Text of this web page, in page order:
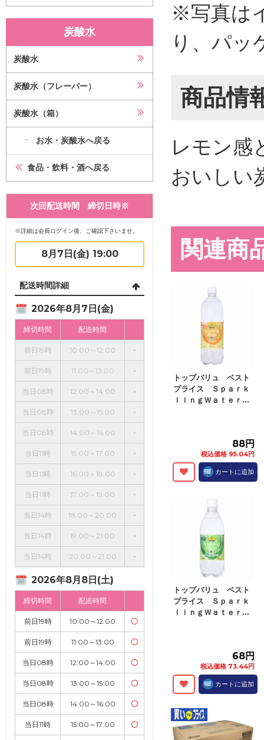
炭酸水
炭酸水
炭酸水（フレーバー）
炭酸水（箱）
お水・炭酸水へ戻る
食品・飲料・酒へ戻る
次回配送時間 締切日時※
※詳細は会員ログイン後、ご確認下さいませ。
8月7日(金) 19:00
配送時間詳細
2026年8月7日(金)
締切時間 配送時間
前日19時 10:00～12:00 ×
前日19時 11:00～13:00 ×
当日08時 12:00～14:00 ×
当日08時 13:00～15:00 ×
当日08時 14:00～16:00 ×
当日11時 15:00～17:00 ×
当日11時 16:00～18:00 ×
当日11時 17:00～19:00 ×
当日14時 18:00～20:00 ×
当日14時 19:00～21:00 ×
当日14時 20:00～21:00 ×
2026年8月8日(土)
締切時間 配送時間
前日19時 10:00～12:00 〇
前日19時 11:00～13:00 〇
当日08時 12:00～14:00 〇
当日08時 13:00～15:00 〇
当日08時 14:00～16:00 〇
当日11時 15:00～17:00 〇
※写真は
り、パッ
商品情
レモン感
おいしい
関連商
トップバリュ ベスト
プライス Ｓｐａｒｋ
ｌｉｎｇＷａｔｅｒ...
88円
税込価格 95.04円
カートに追加
トップバリュ ベスト
プライス Ｓｐａｒｋ
ｌｉｎｇＷａｔｅｒ...
68円
税込価格 73.44円
カートに追加